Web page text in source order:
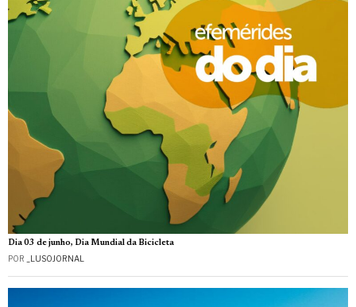
Dia 03 de junho, Dia Mundial da Bicicleta
POR _LUSOJORNAL